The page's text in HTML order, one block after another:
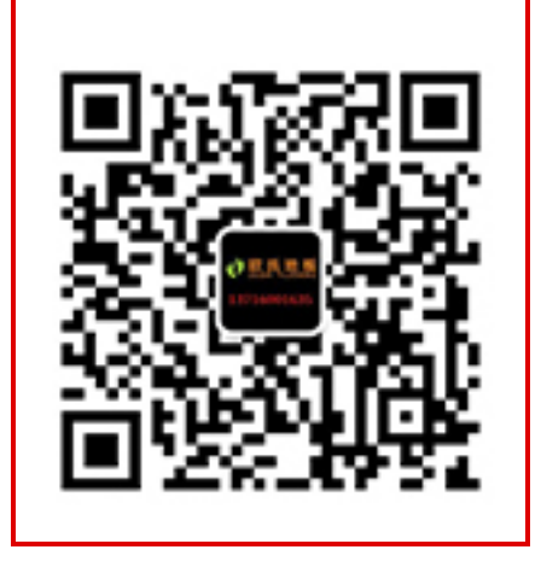
少钱？。
全国枫桦木体育场木地板一平多少钱？，
实木运动地
：感觉温馨雅致，但在冬天，当遇到外部环境的变
化，如湿度和温度，这是很容易出现变形和开裂。龙骨
主要由软松木。实木体育馆木地板的龙骨采用进口松
木，已腐蚀和耐腐蚀性经过专业处理的。用于调节场馆
实木体育馆木地板的原辅材料**先应该是实木，所有的
材料都是半废品现场装配施工。从力的角度来看，如果
没有人行道的地板，会出现一定的问题：篮球体育实木
体育馆木地板的龙骨间距一般为，如果没有人行道的地
板，中间是空的，只能依靠实木体育馆木地板要接受来